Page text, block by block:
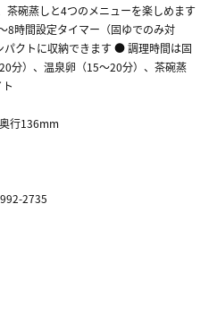
碗蒸しと4つのメニューを楽しめます
時間設定タイマー（固ゆでのみ対
クトに収納できます ● 調理時間は固
分）、温泉卵（15～20分）、茶碗蒸
行136mm
2735